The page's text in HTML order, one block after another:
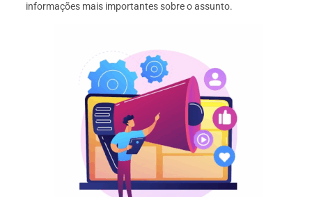
informações mais importantes sobre o assunto.